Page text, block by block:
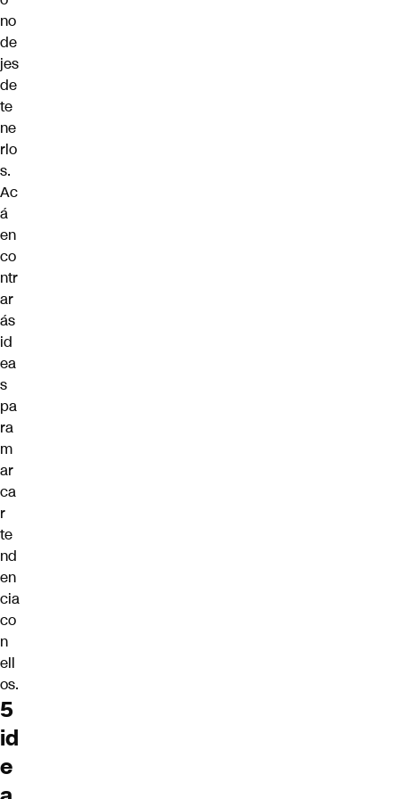
no
de
jes
de
te
ne
rlo
s.
Ac
á
en
co
ntr
ar
ás
id
ea
s
pa
ra
m
ar
ca
r
te
nd
en
cia
co
n
ell
os.
5
id
e